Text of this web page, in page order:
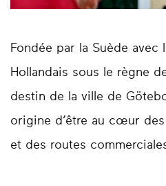
Fondée par la Suède avec
Hollandais sous le règne
destin de la ville de
origine d’être au cœur des
et des routes